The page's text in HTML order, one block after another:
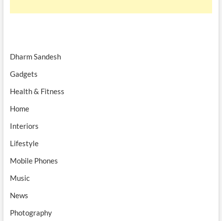
Dharm Sandesh
Gadgets
Health & Fitness
Home
Interiors
Lifestyle
Mobile Phones
Music
News
Photography